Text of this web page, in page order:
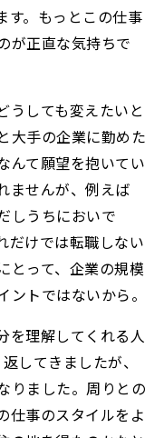
す。もっとこの仕事
が正直な気持ちで
うしても変えたいと
大手の企業に勤めた
んて願望を抱いてい
ませんが、例えば
しうちにおいで
だけでは転職しない
とって、企業の規模
ントではないから。
を理解してくれる人
してきましたが、
りました。周りとの
仕事のスタイルをよ